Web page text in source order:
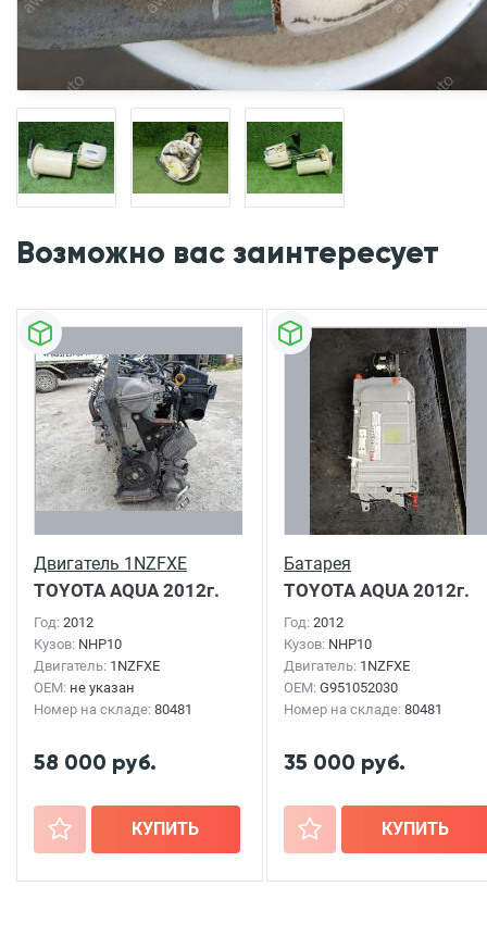
Возможно вас заинтересует
Двигатель 1NZFXE
TOYOTA AQUA2012г.
Год: 2012
Кузов: NHP10
Двигатель: 1NZFXE
OEM: не указан
Номер на складе: 80481
58 000 руб.
+ КУПИТЬ
Батарея
TOYOTA AQUA2012г.
Год: 2012
Кузов: NHP10
Двигатель: 1NZFXE
OEM: G951052030
Номер на складе: 80481
35 000 руб.
+ КУПИТЬ